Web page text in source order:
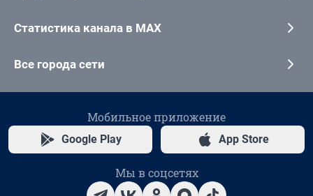
Статистика канала в MAX
Все города сети
Мобильное приложение
Google Play App Store
Мы в соцсетях